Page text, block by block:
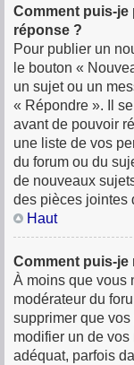
Comment puis-
réponse ?
Pour publier un
le bouton «
un sujet ou un
« Répondre ». Il
avant de pouvoir
une liste de vos
du forum ou du
de nouveaux
des pièces jointes
Haut
Comment puis-je
À moins que vous
modérateur du
supprimer que
modifier un de
adéquat, parfois